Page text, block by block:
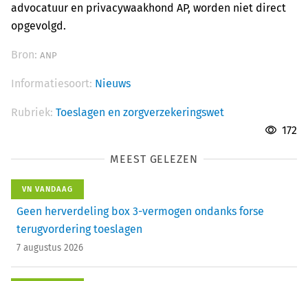
advocatuur en privacywaakhond AP, worden niet direct
opgevolgd.
Bron: ANP
Informatiesoort: Nieuws
Rubriek: Toeslagen en zorgverzekeringswet
172
MEEST GELEZEN
VN VANDAAG
Geen herverdeling box 3-vermogen ondanks forse
terugvordering toeslagen
7 augustus 2026